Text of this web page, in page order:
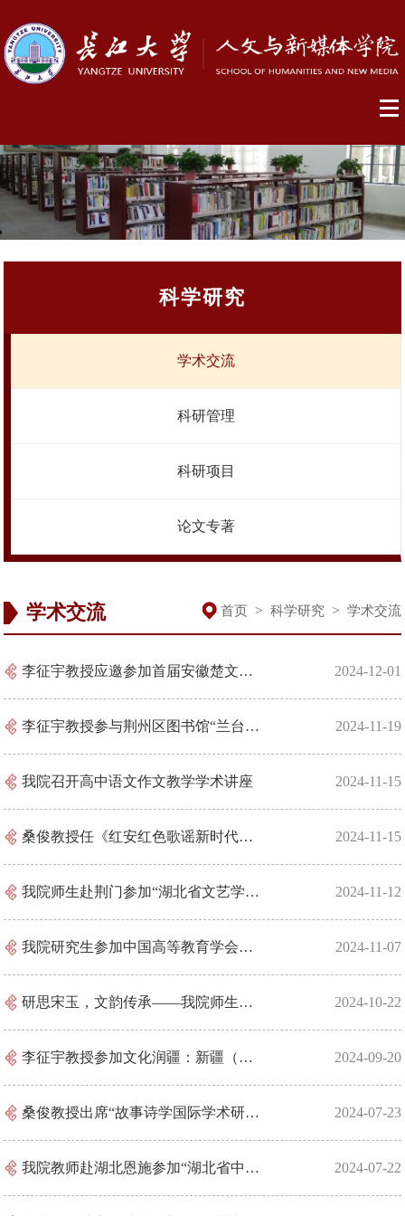
科学研究
学术交流
科研管理
科研项目
论文专著
学术交流 首页 > 科学研究 > 学术交流
李征宇教授应邀参加首届安徽楚文化论坛 2024-12-01
李征宇教授参与荆州区图书馆“兰台启智”国学经典传播实践活动 2024-11-19
我院召开高中语文作文教学学术讲座 2024-11-15
桑俊教授任《红安红色歌谣新时代传唱人才培训》项目授课专家 2024-11-15
我院师生赴荆门参加“湖北省文艺学学会第二十届年会” 2024-11-12
我院研究生参加中国高等教育学会语文教育专业委员会2024年学术年会 2024-11-07
研思宋玉，文韵传承——我院师生赴宜城参加第五届宋玉学术研讨会 2024-10-22
李征宇教授参加文化润疆：新疆（兵团）中文学科建设发展论坛 2024-09-20
桑俊教授出席“故事诗学国际学术研讨会” 2024-07-23
我院教师赴湖北恩施参加“湖北省中国现代文学2024年理事会暨新文学研究观念与方法创新学 2024-07-22